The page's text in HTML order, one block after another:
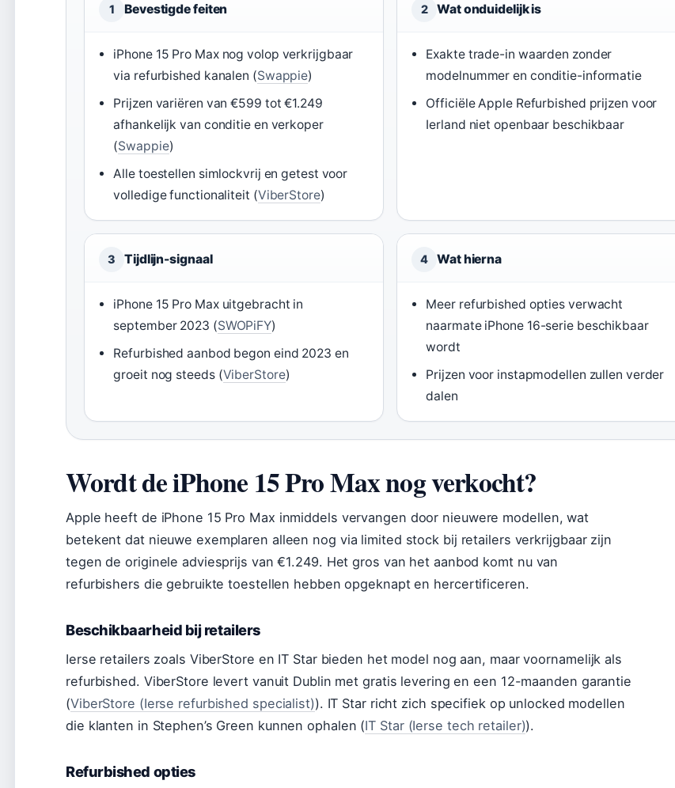
1 Bevestigde feiten
iPhone 15 Pro Max nog volop verkrijgbaar
via refurbished kanalen (Swappie)
Prijzen variëren van €599 tot €1.249
afhankelijk van conditie en verkoper
(Swappie)
Alle toestellen simlockvrij en getest voor
volledige functionaliteit (ViberStore)
2 Wat onduidelijk is
Exakte trade-in waarden zonder
modelnummer en conditie-informatie
Officiële Apple Refurbished prijzen voor
Ierland niet openbaar beschikbaar
3 Tijdlijn-signaal
iPhone 15 Pro Max uitgebracht in
september 2023 (SWOPiFY)
Refurbished aanbod begon eind 2023 en
groeit nog steeds (ViberStore)
4 Wat hierna
Meer refurbished opties verwacht
naarmate iPhone 16-serie beschikbaar
wordt
Prijzen voor instapmodellen zullen verder
dalen
Wordt de iPhone 15 Pro Max nog verkocht?
Apple heeft de iPhone 15 Pro Max inmiddels vervangen door nieuwere modellen, wat
betekent dat nieuwe exemplaren alleen nog via limited stock bij retailers verkrijgbaar zijn
tegen de originele adviesprijs van €1.249. Het gros van het aanbod komt nu van
refurbishers die gebruikte toestellen hebben opgeknapt en hercertificeren.
Beschikbaarheid bij retailers
Ierse retailers zoals ViberStore en IT Star bieden het model nog aan, maar voornamelijk als
refurbished. ViberStore levert vanuit Dublin met gratis levering en een 12-maanden garantie
(ViberStore (Ierse refurbished specialist)). IT Star richt zich specifiek op unlocked modellen
die klanten in Stephen’s Green kunnen ophalen (IT Star (Ierse tech retailer)).
Refurbished opties